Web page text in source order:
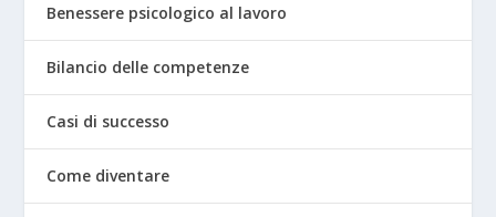
Benessere psicologico al lavoro
Bilancio delle competenze
Casi di successo
Come diventare